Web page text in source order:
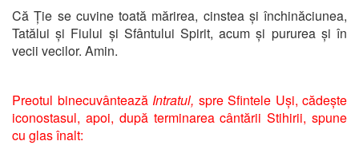
Că Ție se cuvine toată mărirea, cinstea și închinăciunea,
Tatălui și Fiului și Sfântului Spirit, acum și pururea și în
vecii vecilor. Amin.
Preotul binecuvântează Intratul, spre Sfintele Uși, cădește
iconostasul, apoi, după terminarea cântării Stihirii, spune
cu glas înalt: